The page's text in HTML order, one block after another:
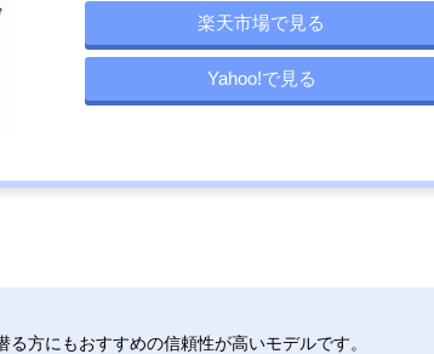
楽天市場で見る
Yahoo!で見る
方にもおすすめの信頼性が高いモデルです。